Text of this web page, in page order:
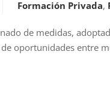
SOBRE
CURSOS
PARA
Formación Privada,
de medidas,
oportunidades entre